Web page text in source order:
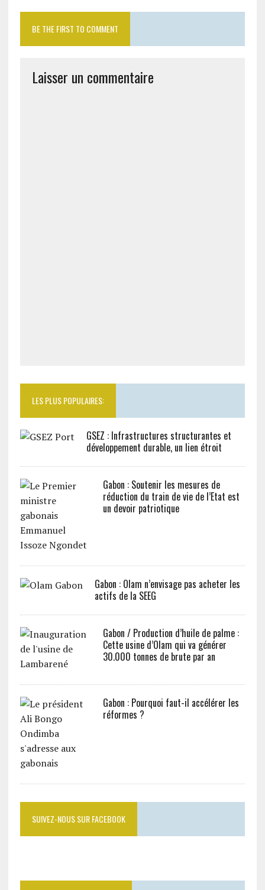
BE THE FIRST TO COMMENT
Laisser un commentaire
LES PLUS POPULAIRES:
GSEZ : Infrastructures structurantes et
développement durable, un lien étroit
Gabon : Soutenir les mesures de
réduction du train de vie de l’Etat est
un devoir patriotique
Gabon : Olam n’envisage pas acheter les
actifs de la SEEG
Gabon / Production d’huile de palme :
Cette usine d’Olam qui va générer
30.000 tonnes de brute par an
Gabon : Pourquoi faut-il accélérer les
réformes ?
SUIVEZ-NOUS SUR FACEBOOK